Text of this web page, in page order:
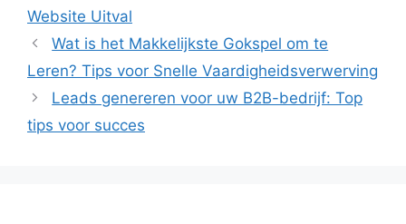
Website Uitval
Wat is het Makkelijkste Gokspel om te
Leren? Tips voor Snelle Vaardigheidsverwerving
Leads genereren voor uw B2B-bedrijf: Top
tips voor succes